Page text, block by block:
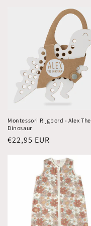
Montessori Rijgbord - Alex The
Dinosaur
Normale
€22,95 EUR